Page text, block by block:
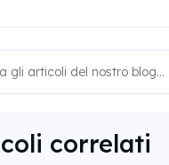
correlati